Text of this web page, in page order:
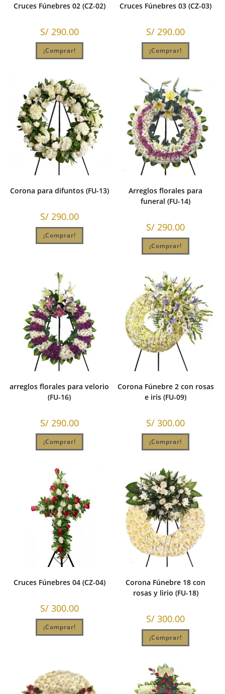
Cruces Fúnebres 02 (CZ-02)
S/290.00
¡Comprar!
Cruces Fúnebres 03 (CZ-03)
S/ 290.00
¡Comprar!
Corona para difuntos (FU-13)
S/290.00
¡Comprar!
Arreglos florales para
funeral (FU-14)
S/ 290.00
¡Comprar!
arreglos florales para velorio
(FU-16)
S/290.00
¡Comprar!
Corona Fúnebre 2 con rosas
e iris (FU-09)
S/ 300.00
¡Comprar!
Cruces Fúnebres 04 (CZ-04)
S/300.00
¡Comprar!
Corona Fúnebre 18 con
rosas y lirio (FU-18)
S/ 300.00
¡Comprar!